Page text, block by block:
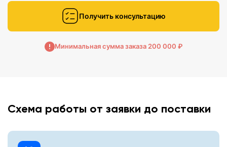
Получить консультацию
Минимальная сумма заказа 200 000 ₽
Схема работы от заявки до поставки